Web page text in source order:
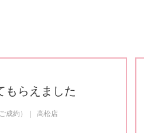
もらえました
成約） 高松店